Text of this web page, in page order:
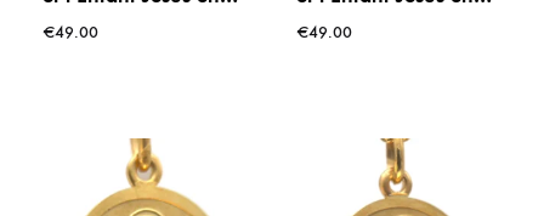
Argent – 16 mm
€49.00
Argent – 16 mm
€49.00